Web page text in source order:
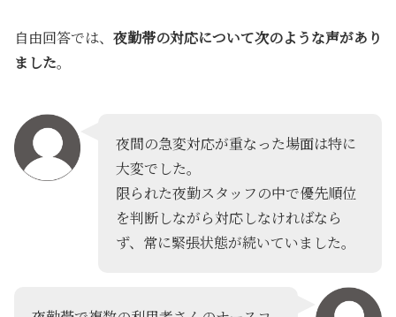
自由回答では、 夜勤帯の対応について次のような声があり
ました。
夜間の急変対応が重なった場面は特に
大変でした。
限られた夜勤スタッフの中で優先順位
を判断しながら対応しなければなら
ず、常に緊張状態が続いていました。